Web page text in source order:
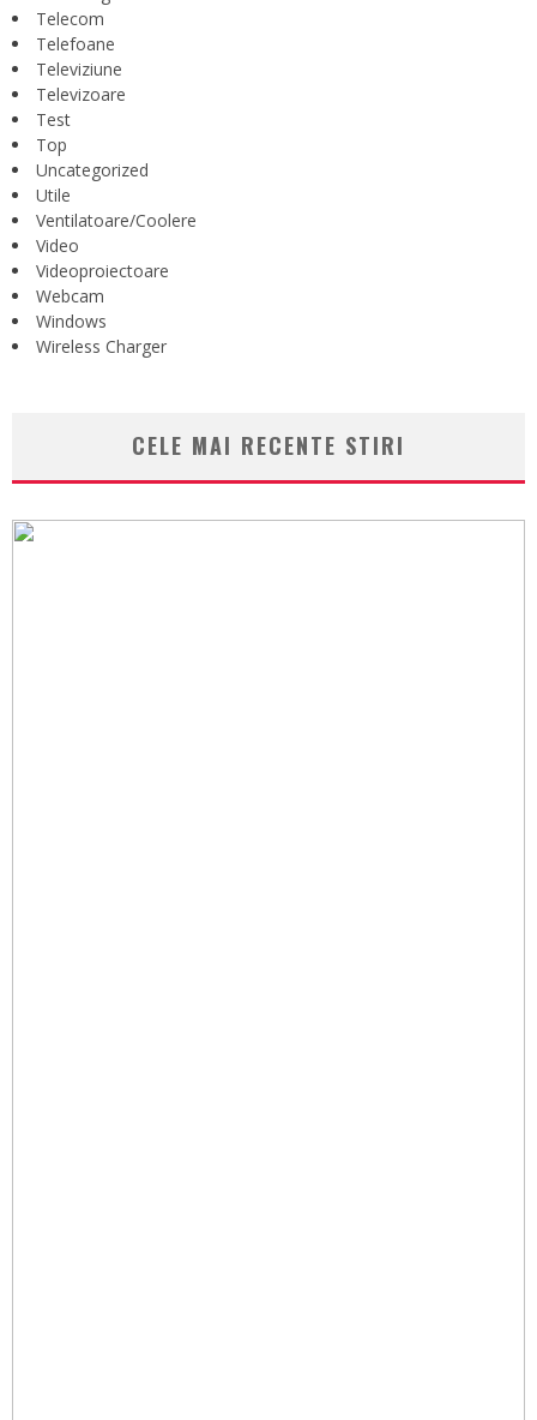
Telecom
Telefoane
Televiziune
Televizoare
Test
Top
Uncategorized
Utile
Ventilatoare/Coolere
Video
Videoproiectoare
Webcam
Windows
Wireless Charger
CELE MAI RECENTE STIRI